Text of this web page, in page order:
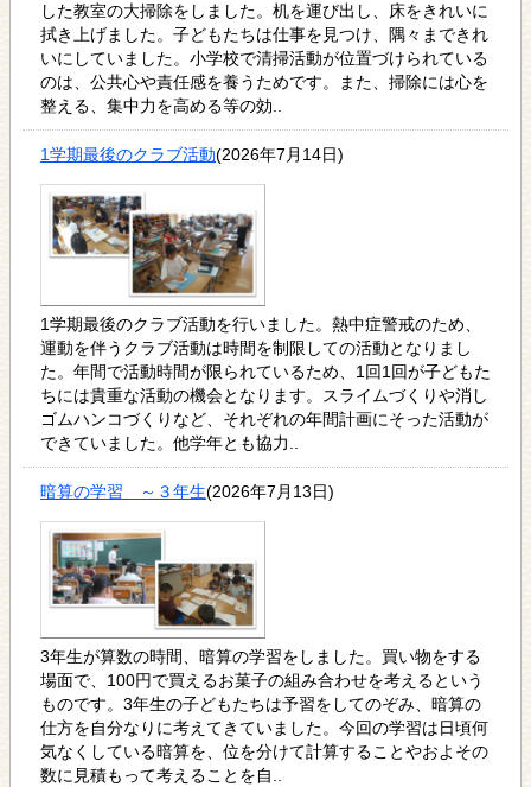
した教室の大掃除をしました。机を運び出し、床をきれいに
拭き上げました。子どもたちは仕事を見つけ、隅々まできれ
いにしていました。小学校で清掃活動が位置づけられている
のは、公共心や責任感を養うためです。また、掃除には心を
整える、集中力を高める等の効..
1学期最後のクラブ活動(2026年7月14日)
1学期最後のクラブ活動を行いました。熱中症警戒のため、
運動を伴うクラブ活動は時間を制限しての活動となりまし
た。年間で活動時間が限られているため、1回1回が子どもた
ちには貴重な活動の機会となります。スライムづくりや消し
ゴムハンコづくりなど、それぞれの年間計画にそった活動が
できていました。他学年とも協力..
暗算の学習 ～３年生(2026年7月13日)
3年生が算数の時間、暗算の学習をしました。買い物をする
場面で、100円で買えるお菓子の組み合わせを考えるという
ものです。3年生の子どもたちは予習をしてのぞみ、暗算の
仕方を自分なりに考えてきていました。今回の学習は日頃何
気なくしている暗算を、位を分けて計算することやおよその
数に見積もって考えることを自..